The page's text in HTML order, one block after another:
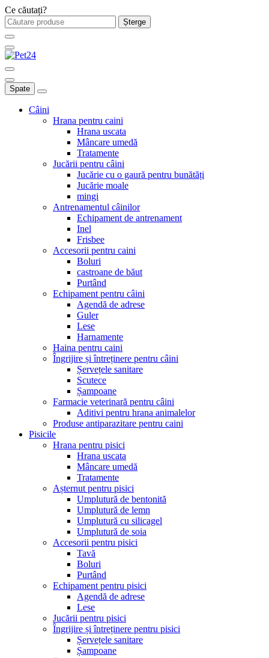
Ce căutați?
Șterge
Spate
Câini
Hrana pentru caini
Hrana uscata
Mâncare umedă
Tratamente
Jucării pentru câini
Jucărie cu o gaură pentru bunătăți
Jucărie moale
mingi
Antrenamentul câinilor
Echipament de antrenament
Inel
Frisbee
Accesorii pentru caini
Boluri
castroane de băut
Purtând
Echipament pentru câini
Agendă de adrese
Guler
Lese
Harnamente
Haina pentru caini
Îngrijire și întreținere pentru câini
Șervețele sanitare
Scutece
Șampoane
Farmacie veterinară pentru câini
Aditivi pentru hrana animalelor
Produse antiparazitare pentru caini
Pisicile
Hrana pentru pisici
Hrana uscata
Mâncare umedă
Tratamente
Așternut pentru pisici
Umplutură de bentonită
Umplutură de lemn
Umplutură cu silicagel
Umplutură de soia
Accesorii pentru pisici
Tavă
Boluri
Purtând
Echipament pentru pisici
Agendă de adrese
Lese
Jucării pentru pisici
Îngrijire și întreținere pentru pisici
Șervețele sanitare
Șampoane